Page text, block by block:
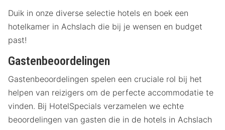
Duik in onze diverse selectie hotels en boek een
hotelkamer in Achslach die bij je wensen en budget
past!
Gastenbeoordelingen
Gastenbeoordelingen spelen een cruciale rol bij het
helpen van reizigers om de perfecte accommodatie te
vinden. Bij HotelSpecials verzamelen we echte
beoordelingen van gasten die in de hotels in Achslach